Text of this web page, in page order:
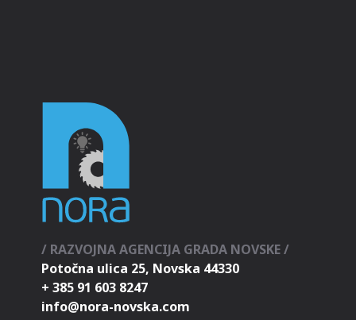
/ RAZVOJNA AGENCIJA GRADA NOVSKE /
Potočna ulica 25, Novska 44330
+ 385 91 603 8247